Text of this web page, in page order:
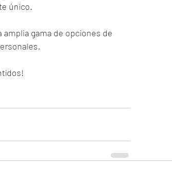
único.
amplia gama de opciones de